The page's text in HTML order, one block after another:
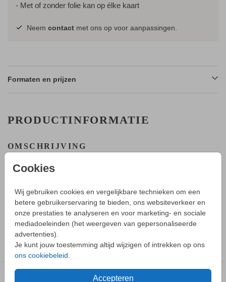
Cookies
Wij gebruiken cookies en vergelijkbare technieken om een
betere gebruikerservaring te bieden, ons websiteverkeer en
onze prestaties te analyseren en voor marketing- en sociale
mediadoeleinden (het weergeven van gepersonaliseerde
advertenties).
Je kunt jouw toestemming altijd wijzigen of intrekken op ons
ons cookiebeleid
Accepteren
- Met of zonder folie kan op élke kaart
Neem contact met ons op voor aanpassingen.
Formaten en prijzen
PRODUCTINFORMATIE
OMSCHRIJVING
ooievaar om te personaliseren.
HOE WERKT HET?
- Maak in de editor een mooi ontwerp van dit geboortekaartje.
- Sla deze op in je account en bestel daarna een proefdruk.
- Tijdens bestellen kun je kiezen uit verschillende formaten,
papiersoorten en envelopkleuren.
- Bij je 1e proefdruk ontvang je een proefsetje met samples
van alle papiersoorten en kleuren enveloppen.
vooraf bestellen.
Toon meer
COLLECTIE
Geboortekaartje meisje